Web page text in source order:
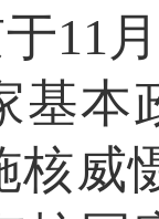
11
基本
核威